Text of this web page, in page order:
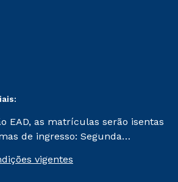
EAD, as matrículas serão isentas
de ingresso: Segunda
a taxa de matrícula será de R$
vigentes